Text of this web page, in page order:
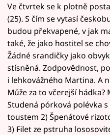
Ve čtvrtek se k plotně
(25). S čím se vytasí
budou překvapené, v jak
také, že jako hostitel se
Žádné srandičky jako
stísněná. Zodpovědnost,
i lehkovážného Martina. A
Může za to včerejší hádka?
Studená pórková polévka
toustem 2) Špenátové
3) Filet ze pstruha